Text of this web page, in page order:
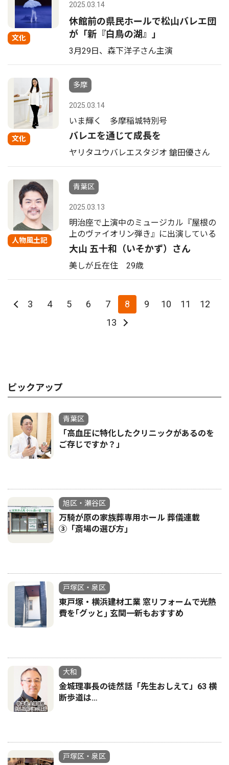
文化
2025.03.14
休館前の県民ホールで松山バレエ団
が「新『白鳥の湖』」
3月29日、森下洋子さん主演
文化
多摩
2025.03.14
いま輝く 多摩稲城特別号
バレエを通じて成長を
ヤリタユウバレエスタジオ 鎗田優さん
人物風土記
青葉区
2025.03.13
明治座で上演中のミュージカル『屋根の
上のヴァイオリン弾き』に出演している
大山 五十和（いそかず）さん
美しが丘在住 29歳
3 4 5 6 7 8 9 10 11
12
13
ピックアップ
青葉区
「高血圧に特化したクリニックがあるのを
ご存じですか？」
旭区・瀬谷区
万騎が原の家族葬専用ホール 葬儀連載
③「斎場の選び方｣
戸塚区・泉区
東戸塚・横浜建材工業 窓リフォームで光熱
費を｢グッと｣ 玄関一新もおすすめ
大和
金城理事長の徒然話「先生おしえて」63 横
断歩道は…
戸塚区・泉区